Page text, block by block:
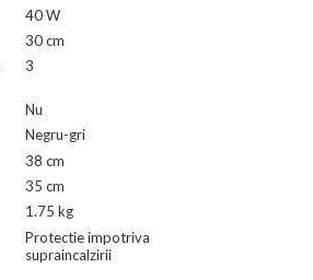
40 W
30 cm
3
Nu
Negru-gri
38 cm
35 cm
1.75 kg
Protectie impotriva
supraincalzirii